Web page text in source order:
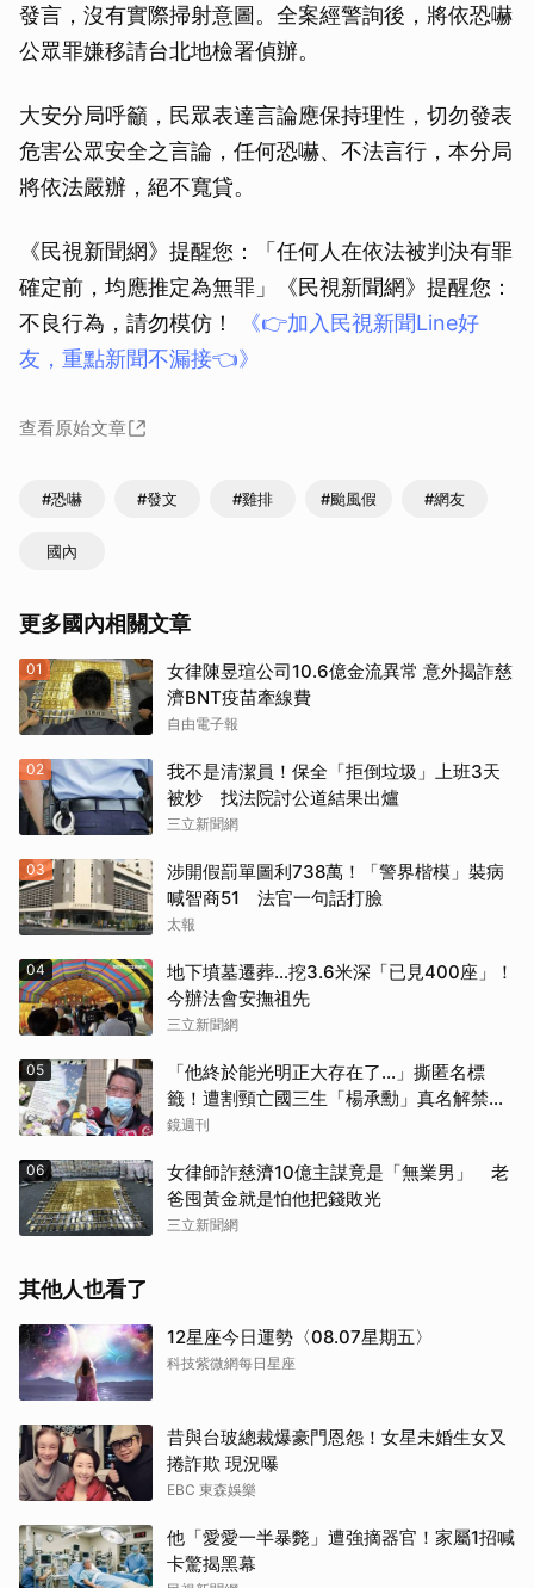
發言，沒有實際掃射意圖。全案經警詢後，將依恐嚇
公眾罪嫌移請台北地檢署偵辦。
大安分局呼籲，民眾表達言論應保持理性，切勿發表
危害公眾安全之言論，任何恐嚇、不法言行，本分局
將依法嚴辦，絕不寬貸。
《民視新聞網》提醒您：「任何人在依法被判決有罪
確定前，均應推定為無罪」《民視新聞網》提醒您：
不良行為，請勿模仿！
《👉加入民視新聞Line好
友，重點新聞不漏接👈》
查看原始文章
#恐嚇 #發文 #雞排 #颱風假 #網友
國內
更多國內相關文章
01
女律陳昱瑄公司10.6億金流異常 意外揭詐慈
濟BNT疫苗牽線費
自由電子報
02
我不是清潔員！保全「拒倒垃圾」上班3天
被炒 找法院討公道結果出爐
三立新聞網
03
涉開假罰單圖利738萬！「警界楷模」裝病
喊智商51 法官一句話打臉
太報
04
地下墳墓遷葬…挖3.6米深「已見400座」！
今辦法會安撫祖先
三立新聞網
05
「他終於能光明正大存在了...」撕匿名標
籤！遭割頸亡國三生「楊承勳」真名解禁
乾妹法庭抗辯引眾怒
鏡週刊
06
女律師詐慈濟10億主謀竟是「無業男」 老
爸囤黃金就是怕他把錢敗光
三立新聞網
其他人也看了
12星座今日運勢〈08.07星期五〉
科技紫微網每日星座
昔與台玻總裁爆豪門恩怨！女星未婚生女又
捲詐欺 現況曝
EBC 東森娛樂
他「愛愛一半暴斃」遭強摘器官！家屬1招喊
卡驚揭黑幕